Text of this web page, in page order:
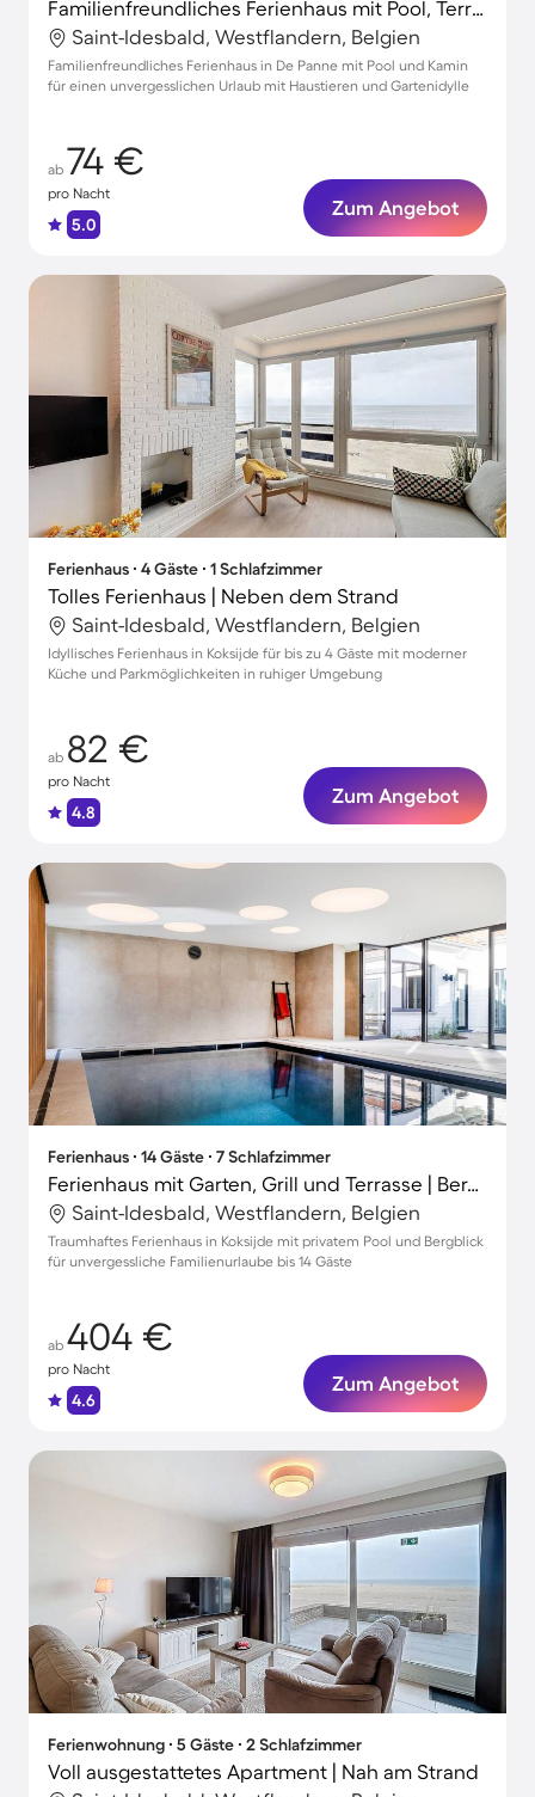
Familienfreundliches Ferienhaus mit Pool, Terrasse und Garten | Haustierfreundlich
Saint-Idesbald, Westflandern, Belgien
Familienfreundliches Ferienhaus in De Panne mit Pool und Kamin
für einen unvergesslichen Urlaub mit Haustieren und Gartenidylle
ab 74 €
pro Nacht
5.0
Zum Angebot
Ferienhaus ∙ 4 Gäste ∙ 1 Schlafzimmer
Tolles Ferienhaus | Neben dem Strand
Saint-Idesbald, Westflandern, Belgien
Idyllisches Ferienhaus in Koksijde für bis zu 4 Gäste mit moderner
Küche und Parkmöglichkeiten in ruhiger Umgebung
ab 82 €
pro Nacht
4.8
Zum Angebot
Ferienhaus ∙ 14 Gäste ∙ 7 Schlafzimmer
Ferienhaus mit Garten, Grill und Terrasse | Bergblick
Saint-Idesbald, Westflandern, Belgien
Traumhaftes Ferienhaus in Koksijde mit privatem Pool und Bergblick
für unvergessliche Familienurlaube bis 14 Gäste
ab 404 €
pro Nacht
4.6
Zum Angebot
Ferienwohnung ∙ 5 Gäste ∙ 2 Schlafzimmer
Voll ausgestattetes Apartment | Nah am Strand